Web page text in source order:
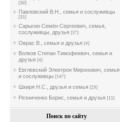
[30]
Павловский В.Н., семья и сослуживцы
[35]
Сарыгин Семён Сергеевич, семья,
сослуживцы, друзья [37]
Оврас В., семья и друзья [4]
Волков Степан Тимофеевич, семья и
друзья [4]
Евглевский Электрон Миронович, семья
и сослуживцы [147]
Шкиря Н.С., друзья и семья [29]
Резниченко Борис, семья и друзья [15]
Поиск по сайту